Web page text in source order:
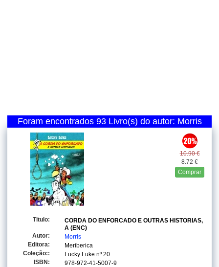
Foram encontrados 93 Livro(s) do autor: Morris
10.90 €
8.72 €
Comprar
Titulo:
CORDA DO ENFORCADO E OUTRAS HISTORIAS,
A (ENC)
Autor:
Morris
Editora:
Meriberica
Coleção::
Lucky Luke nº 20
ISBN:
978-972-41-5007-9